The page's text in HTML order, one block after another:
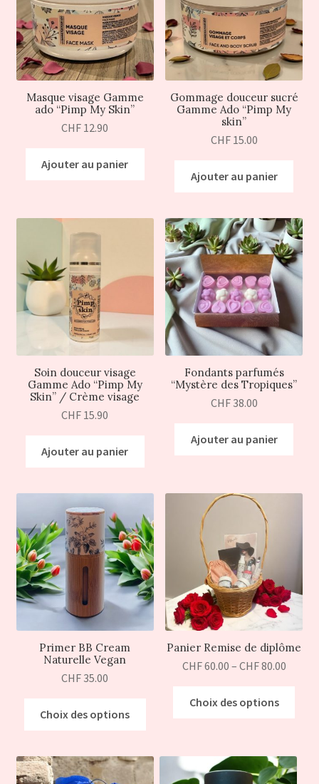
Masque visage Gamme
ado “Pimp My Skin”
CHF 12.90
Ajouter au panier
Gommage douceur sucré
Gamme Ado “Pimp My
skin”
CHF15.00
Ajouter au panier
Soin douceur visage
Gamme Ado “Pimp My
Skin” / Crème visage
CHF 15.90
Ajouter au panier
Fondants parfumés
“Mystère des Tropiques”
CHF38.00
Ajouter au panier
Primer BB Cream
Naturelle Vegan
CHF35.00
Choix des options
Panier Remise de diplôme
CHF60.00 – CHF80.00
Choix des options